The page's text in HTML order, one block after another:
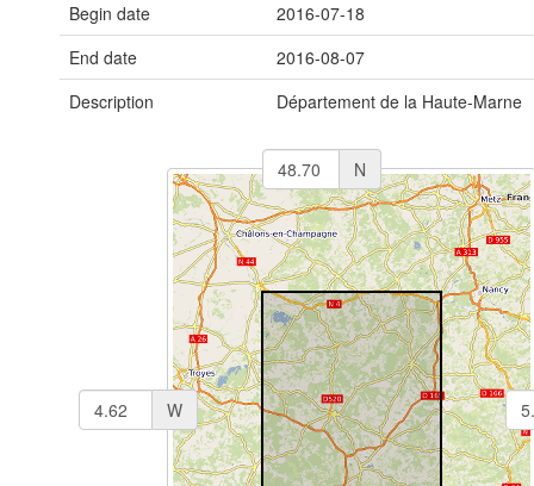
Begin date
2016-07-18
End date
2016-08-07
Description
Département de la Haute-Marne
N
W